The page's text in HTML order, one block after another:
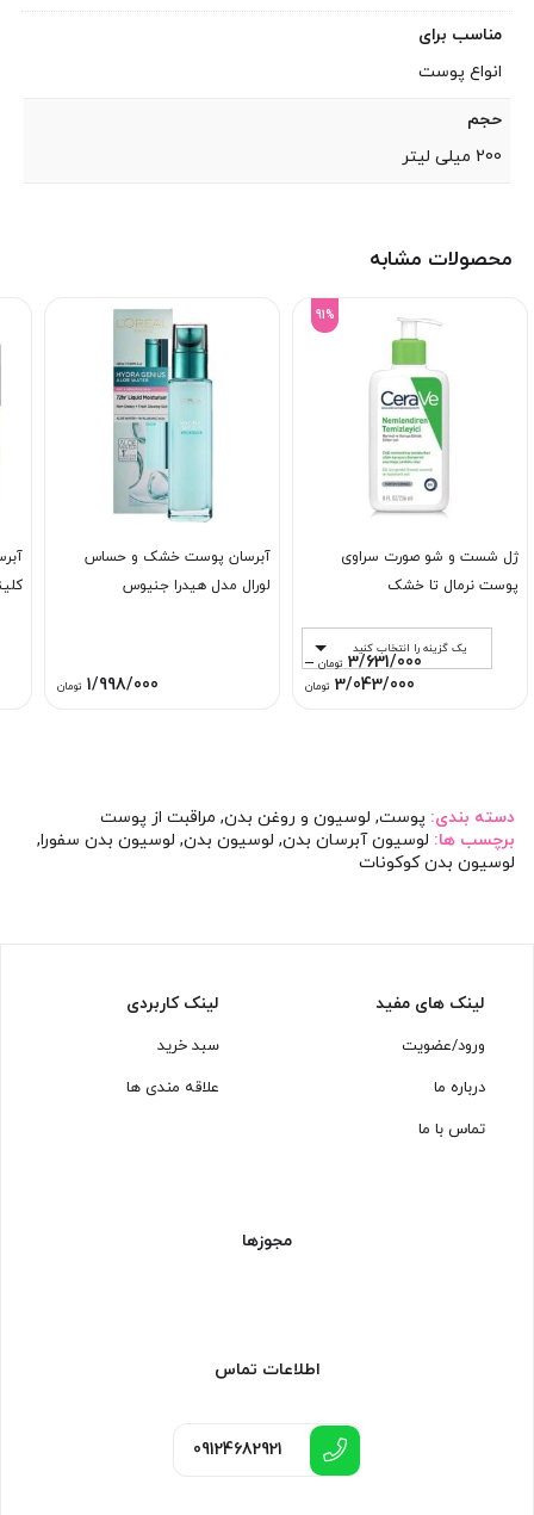
مناسب برای
انواع پوست
حجم
200 میلی لیتر
محصولات مشابه
91%
ژل شست و شو صورت سراوی
پوست نرمال تا خشک
یک گزینه را انتخاب کنید
3/631/000 تومان –
3/043/000 تومانPrice
آبرسان پوست خشک و حساس
لورال مدل هیدرا جنیوس
1/998/000 تومان
دسته بندی: پوست, لوسیون و روغن بدن, مراقبت از پوست
برچسب ها: لوسیون آبرسان بدن, لوسیون بدن, لوسیون بدن سفورا,
لوسیون بدن کوکونات
لینک های مفید
ورود/عضویت
درباره ما
تماس با ما
لینک کاربردی
سبد خرید
علاقه مندی ها
مجوزها
اطلاعات تماس
09124682921